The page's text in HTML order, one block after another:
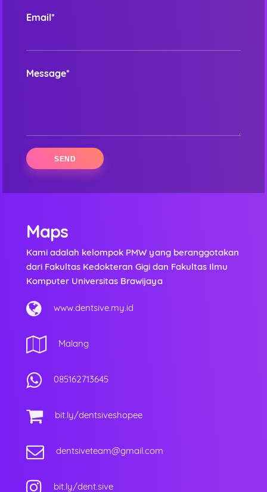
Email*
Message*
Maps
Kami adalah kelompok PMW yang beranggotakan
dari Fakultas Kedokteran Gigi dan Fakultas Ilmu
Komputer Universitas Brawijaya
www.dentsive.my.id
Malang
085162713645
bit.ly/dentsiveshopee
dentsiveteam@gmail.com
bit.ly/dent.sive